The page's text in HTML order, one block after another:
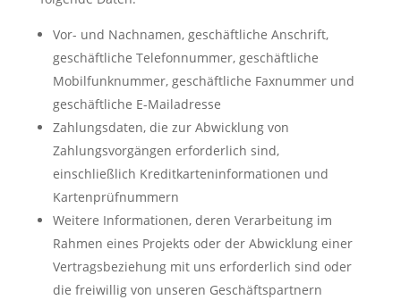
Vor- und Nachnamen, geschäftliche Anschrift,
geschäftliche Telefonnummer, geschäftliche
Mobilfunknummer, geschäftliche Faxnummer und
geschäftliche E-Mailadresse
Zahlungsdaten, die zur Abwicklung von
Zahlungsvorgängen erforderlich sind,
einschließlich Kreditkarteninformationen und
Kartenprüfnummern
Weitere Informationen, deren Verarbeitung im
Rahmen eines Projekts oder der Abwicklung einer
Vertragsbeziehung mit uns erforderlich sind oder
die freiwillig von unseren Geschäftspartnern